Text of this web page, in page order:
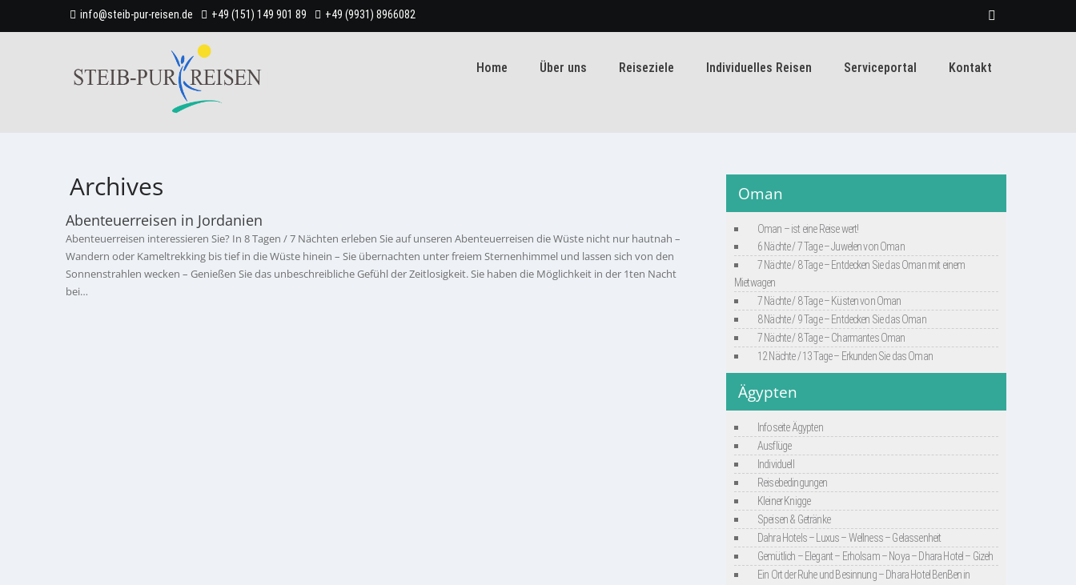
+49 (9931) 8966082
+49 (151) 149 901 89
info@steib-pur-reisen.de
Home Über uns Reiseziele Individuelles Reisen Serviceportal Kontakt
Archives
Abenteuerreisen in Jordanien
Abenteuerreisen interessieren Sie? In 8 Tagen / 7 Nächten erleben Sie auf unseren Abenteuerreisen die Wüste nicht nur hautnah –
Wandern oder Kameltrekking bis tief in die Wüste hinein – Sie übernachten unter freiem Sternenhimmel und lassen sich von den
Sonnenstrahlen wecken – Genießen Sie das unbeschreibliche Gefühl der Zeitlosigkeit. Sie haben die Möglichkeit in der 1ten Nacht
bei…
Oman
Oman – ist eine Reise wert!
6 Nächte / 7 Tage – Juwelen von Oman
7 Nächte / 8 Tage – Entdecken Sie das Oman mit einem
Mietwagen
7 Nächte / 8 Tage – Küsten von Oman
8 Nächte / 9 Tage – Entdecken Sie das Oman
7 Nächte / 8 Tage – Charmantes Oman
12 Nächte / 13 Tage – Erkunden Sie das Oman
Ägypten
Infoseite Ägypten
Ausflüge
Individuell
Reisebedingungen
Kleiner Knigge
Speisen & Getränke
Dahra Hotels – Luxus – Wellness – Gelassenheit
Gemütlich – Elegant – Erholsam – Noya – Dhara Hotel – Gizeh
Ein Ort der Ruhe und Besinnung – Dhara Hotel BenBen in